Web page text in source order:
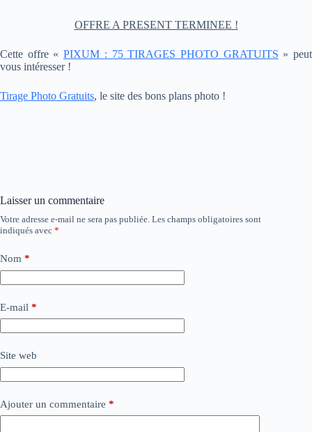
OFFRE A PRESENT TERMINEE !
Cette offre «PIXUM : 75 TIRAGES PHOTO GRATUITS » peut
vous intéresser !
Tirage Photo Gratuits, le site des bons plans photo !
Laisser un commentaire
Votre adresse e-mail ne sera pas publiée. Les champs obligatoires sont
indiqués avec *
Nom *
E-mail *
Site web
Ajouter un commentaire *